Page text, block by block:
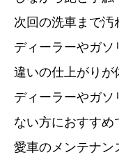
次回の洗車まで汚
ディーラーやガ
違いの仕上がりが
ディーラーやガソ
ない方におすすめ
愛車のメンテナン